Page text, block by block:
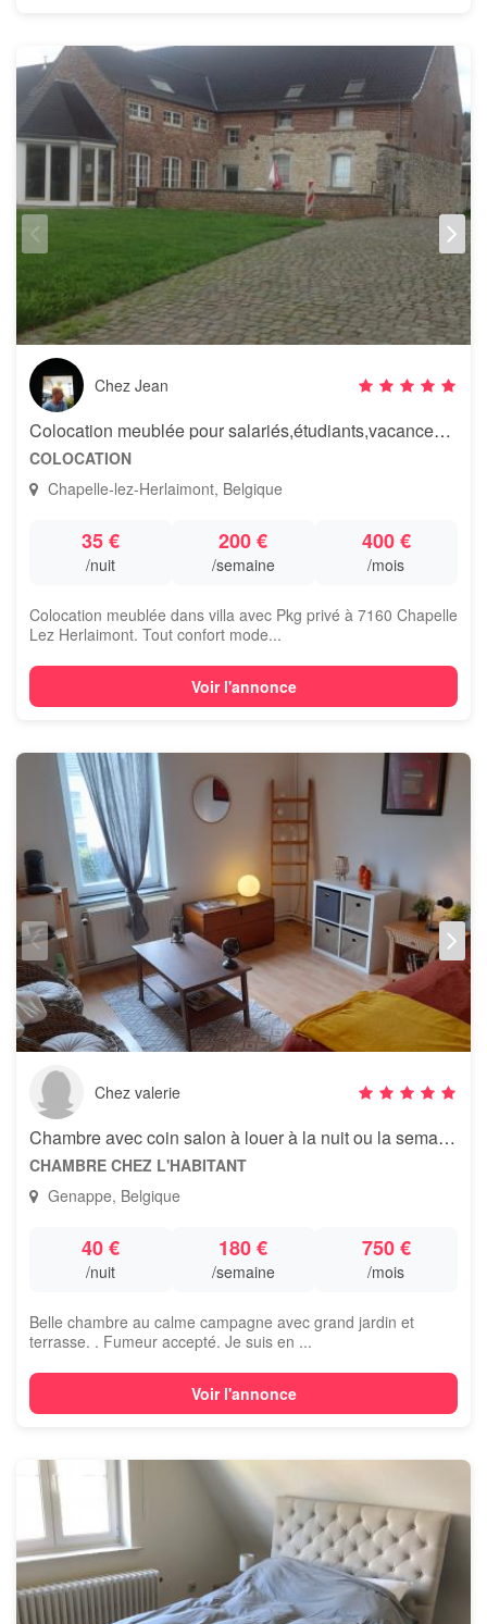
Chez Jean
Colocation meublée pour salariés,étudiants,vacances près de Gosselies
COLOCATION
Chapelle-lez-Herlaimont, Belgique
35 €
/nuit
200 €
/semaine
400 €
/mois
Colocation meublée dans villa avec Pkg privé à 7160 Chapelle
Lez Herlaimont. Tout confort mode...
Voir l'annonce
Chez valerie
Chambre avec coin salon à louer à la nuit ou la semaine
CHAMBRE CHEZ L'HABITANT
Genappe, Belgique
40 €
/nuit
180 €
/semaine
750 €
/mois
Belle chambre au calme campagne avec grand jardin et
terrasse. . Fumeur accepté. Je suis en ...
Voir l'annonce